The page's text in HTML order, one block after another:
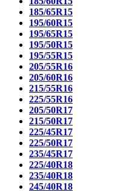
185/65R15
195/60R15
195/65R15
195/50R15
195/55R15
205/55R16
205/60R16
215/55R16
225/55R16
205/50R17
215/50R17
225/45R17
225/50R17
235/45R17
225/40R18
235/40R18
245/40R18